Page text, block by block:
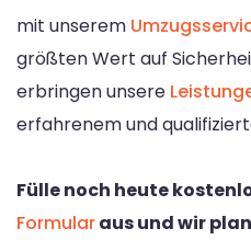
mit unserem
größten Wert auf
erbringen unsere
erfahrenem und
Fülle noch heute
Formularaus und wir